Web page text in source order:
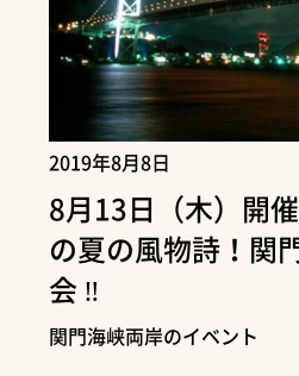
2019年8月8日
8月13日（木）開
の夏の風物詩！関
会 ‼
関門海峡両岸のイベント